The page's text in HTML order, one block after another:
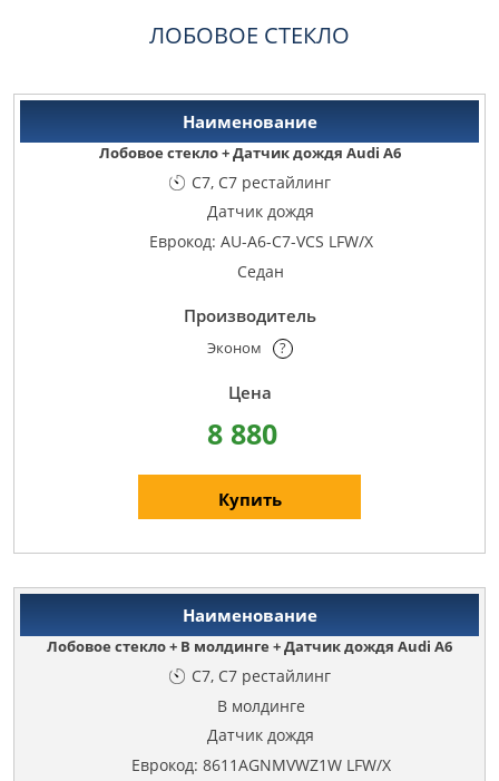
ЛОБОВОЕ СТЕКЛО
Лобовое стекло + Датчик дождя Audi A6
C7, C7 рестайлинг
Датчик дождя
Еврокод: AU-A6-C7-VCS LFW/X
Седан
Эконом ?
8 880
Купить
Лобовое стекло + В молдинге + Датчик дождя Audi A6
C7, C7 рестайлинг
В молдинге
Датчик дождя
Еврокод: 8611AGNMVWZ1W LFW/X